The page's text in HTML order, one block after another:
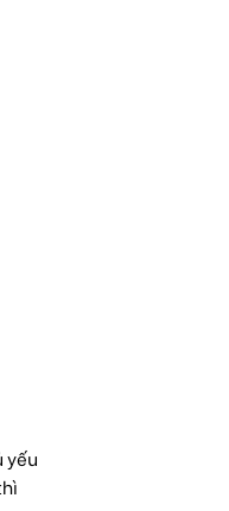
yếu